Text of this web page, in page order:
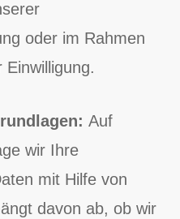
oder im Rahmen
Einwilligung.
Auf
wir Ihre
mit Hilfe von
davon ab, ob wir